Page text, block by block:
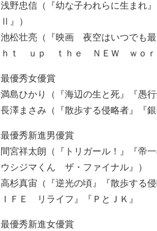
浅野忠信（『幼な子われらに生まれ
Ⅱ』）
池松壮亮（『映画 夜空はいつでも最
ｈｔ ｕｐ ｔｈｅ ＮＥＷ ｗｏｒｌ
最優秀女優賞
満島ひかり（『海辺の生と死』『愚行
長澤まさみ（『散歩する侵略者』『
最優秀新進男優賞
間宮祥太朗（『トリガール！』『帝
ウシジマくん ザ・ファイナル』）
高杉真宙（『逆光の頃』『散歩する
ＩＦＥ リライフ』『ＰとＪＫ』
最優秀新進女優賞